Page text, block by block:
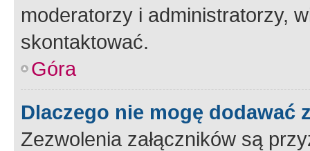
moderatorzy i administratorzy,
skontaktować.
Góra
Dlaczego nie mogę dodawać
Zezwolenia załączników są